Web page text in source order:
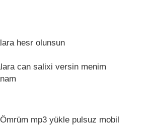
hesr olunsun
can salixi versin menim
mp3 yükle pulsuz mobil